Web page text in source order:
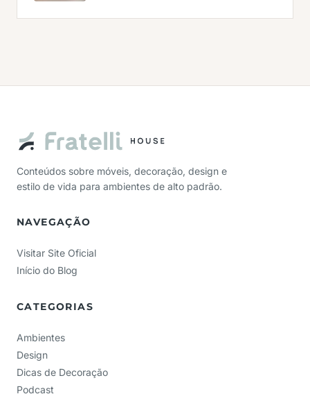
Conteúdos sobre móveis, decoração, design e
estilo de vida para ambientes de alto padrão.
NAVEGAÇÃO
Visitar Site Oficial
Início do Blog
CATEGORIAS
Ambientes
Design
Dicas de Decoração
Podcast